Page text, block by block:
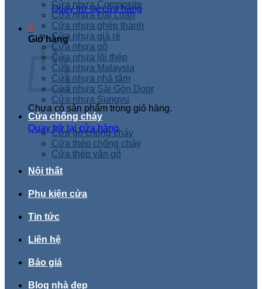
Quay trở lại cửa hàng
0
Giỏ hàng
Chưa có sản phẩm trong giỏ hàng.
Quay trở lại cửa hàng
Cửa nhựa Composite
Cửa nhựa Đài Loan
Cửa nhựa ghép thanh
Cửa nhựa giá rẻ
Cửa nhựa gỗ
Cửa nhựa lõi thép
Cửa nhựa Malaysia
Cửa nhựa nhà tắm
Cửa nhựa Sài Gòn Door
Cửa nhựa Sungyu
Cửa chống cháy
Cửa gỗ chống cháy
Cửa thép chống cháy
Cửa thép vân gỗ
Nội thất
Phụ kiện cửa
Tin tức
Liên hệ
Báo giá
Blog nhà đẹp